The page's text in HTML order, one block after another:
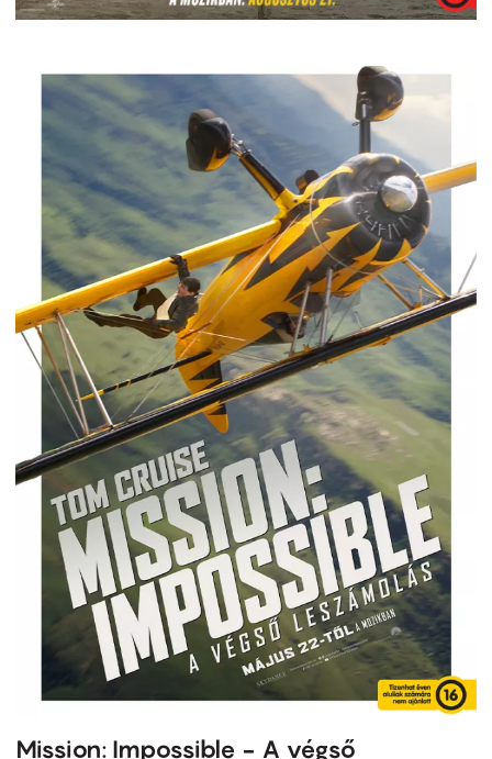
Mission: Impossible - A végső